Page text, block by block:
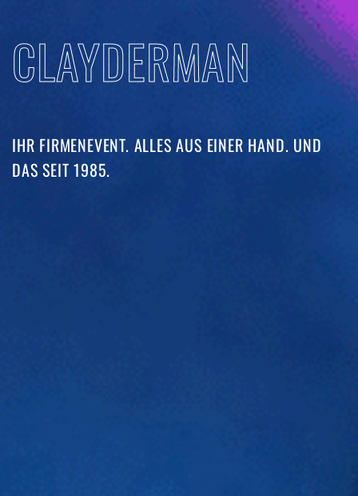
CLAYDERMAN
IHR FIRMENEVENT. ALLES AUS EINER HAND. UND
DAS SEIT 1985. ​